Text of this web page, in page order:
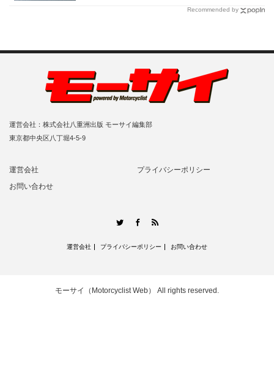
Recommended by
運営会社：株式会社八重洲出版 モーサイ編集部
東京都中央区八丁堀4-5-9
運営会社
プライバシーポリシー
お問い合わせ
TwitterFacebook
運営会社 プライバシーポリシー お問い合わせ
モーサイ（Motorcyclist Web） All rights reserved.